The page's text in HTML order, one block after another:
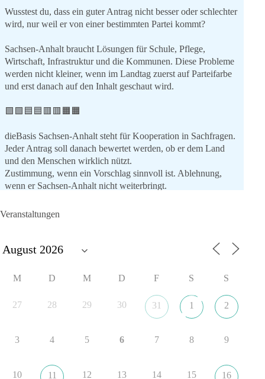
Wusstest du, dass ein guter Antrag nicht besser oder schlechter
wird, nur weil er von einer bestimmten Partei kommt?
Sachsen-Anhalt braucht Lösungen für Schule, Pflege,
Wirtschaft, Infrastruktur und die Kommunen. Diese Probleme
werden nicht kleiner, wenn im Landtag zuerst auf Parteifarbe
und erst danach auf den Inhalt geschaut wird.
🟩🟩🟦🟦🟥🟥🟧🟧
dieBasis Sachsen-Anhalt steht für Kooperation in Sachfragen.
Jeder Antrag soll danach bewertet werden, ob er dem Land
und den Menschen wirklich nützt.
Zustimmung, wenn ein Vorschlag sinnvoll ist. Ablehnung,
wenn er Sachsen-Anhalt nicht weiterbringt.
💬 Was ist dir wichtiger: der Absender eines Antrags oder das
#dieBasis #sachsenanhalt
👉 Folgen:
1 Tag zuvor
Veranstaltungen
M D M D F S S
27 28 29 30 31 1 2
3 4 5 6 7 8 9
10 11 12 13 14 15 16